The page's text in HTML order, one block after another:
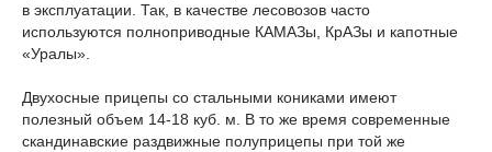
в эксплуатации. Так, в качестве лесовозов часто
используются полноприводные КАМАЗы, КрАЗы и капотные
«Уралы».
Двухосные прицепы со стальными кониками имеют
полезный объем 14-18 куб. м. В то же время современные
скандинавские раздвижные полуприцепы при той же